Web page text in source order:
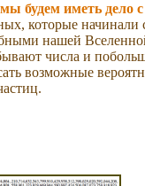
будем иметь дело
которые начинали
нашей
числа и
возможные